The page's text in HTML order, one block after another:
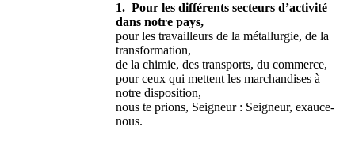
1. Pour les différents secteurs d’activité
dans notre pays,
pour les travailleurs de la métallurgie, de la
transformation,
de la chimie, des transports, du commerce,
pour ceux qui mettent les marchandises à
notre disposition,
nous te prions, Seigneur : Seigneur, exauce-
nous.